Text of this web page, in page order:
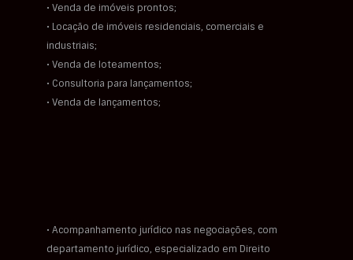
• Venda de imóveis prontos;
• Locação de imóveis residenciais, comerciais e
industriais;
• Venda de loteamentos;
• Consultoria para lançamentos;
• Venda de lançamentos;
• Acompanhamento jurídico nas negociações, com
departamento jurídico, especializado em Direito